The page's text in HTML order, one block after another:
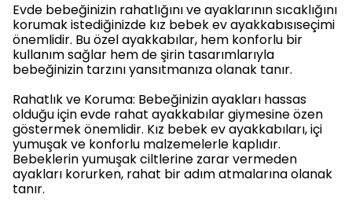
Evde bebeğinizin rahatlığını ve ayaklarının sıcaklığını
korumak istediğinizde kız bebek ev ayakkabısıseçimi
önemlidir. Bu özel ayakkabılar, hem konforlu bir
kullanım sağlar hem de şirin tasarımlarıyla
bebeğinizin tarzını yansıtmanıza olanak tanır.
Rahatlık ve Koruma: Bebeğinizin ayakları hassas
olduğu için evde rahat ayakkabılar giymesine özen
göstermek önemlidir. Kız bebek ev ayakkabıları, içi
yumuşak ve konforlu malzemelerle kaplıdır.
Bebeklerin yumuşak ciltlerine zarar vermeden
ayakları korurken, rahat bir adım atmalarına olanak
tanır.